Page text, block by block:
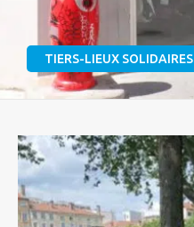
TIERS-LIEUX SOLIDAIRES